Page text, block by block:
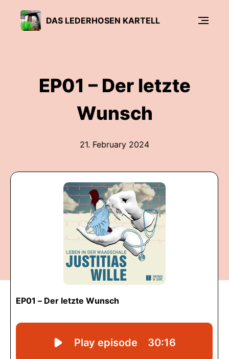
DAS LEDERHOSEN KARTELL
EP01 – Der letzte
Wunsch
21. February 2024